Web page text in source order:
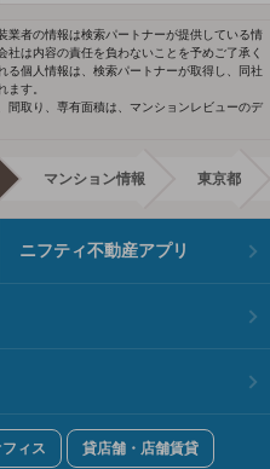
業者の情報は検索パートナーが提供している情
は内容の責任を負わないことを予めご了承く
る個人情報は、検索パートナーが取得し、同社
す。
間取り、専有面積は、マンションレビューのデ
マンション情報 東京都
ニフティ不動産アプリ
ィス 貸店舗・店舗賃貸